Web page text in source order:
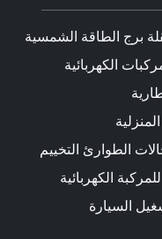
برج الطاقة الشمسية
الكهربائية
الطوارئ التخييم
الكهربائية
السيارة